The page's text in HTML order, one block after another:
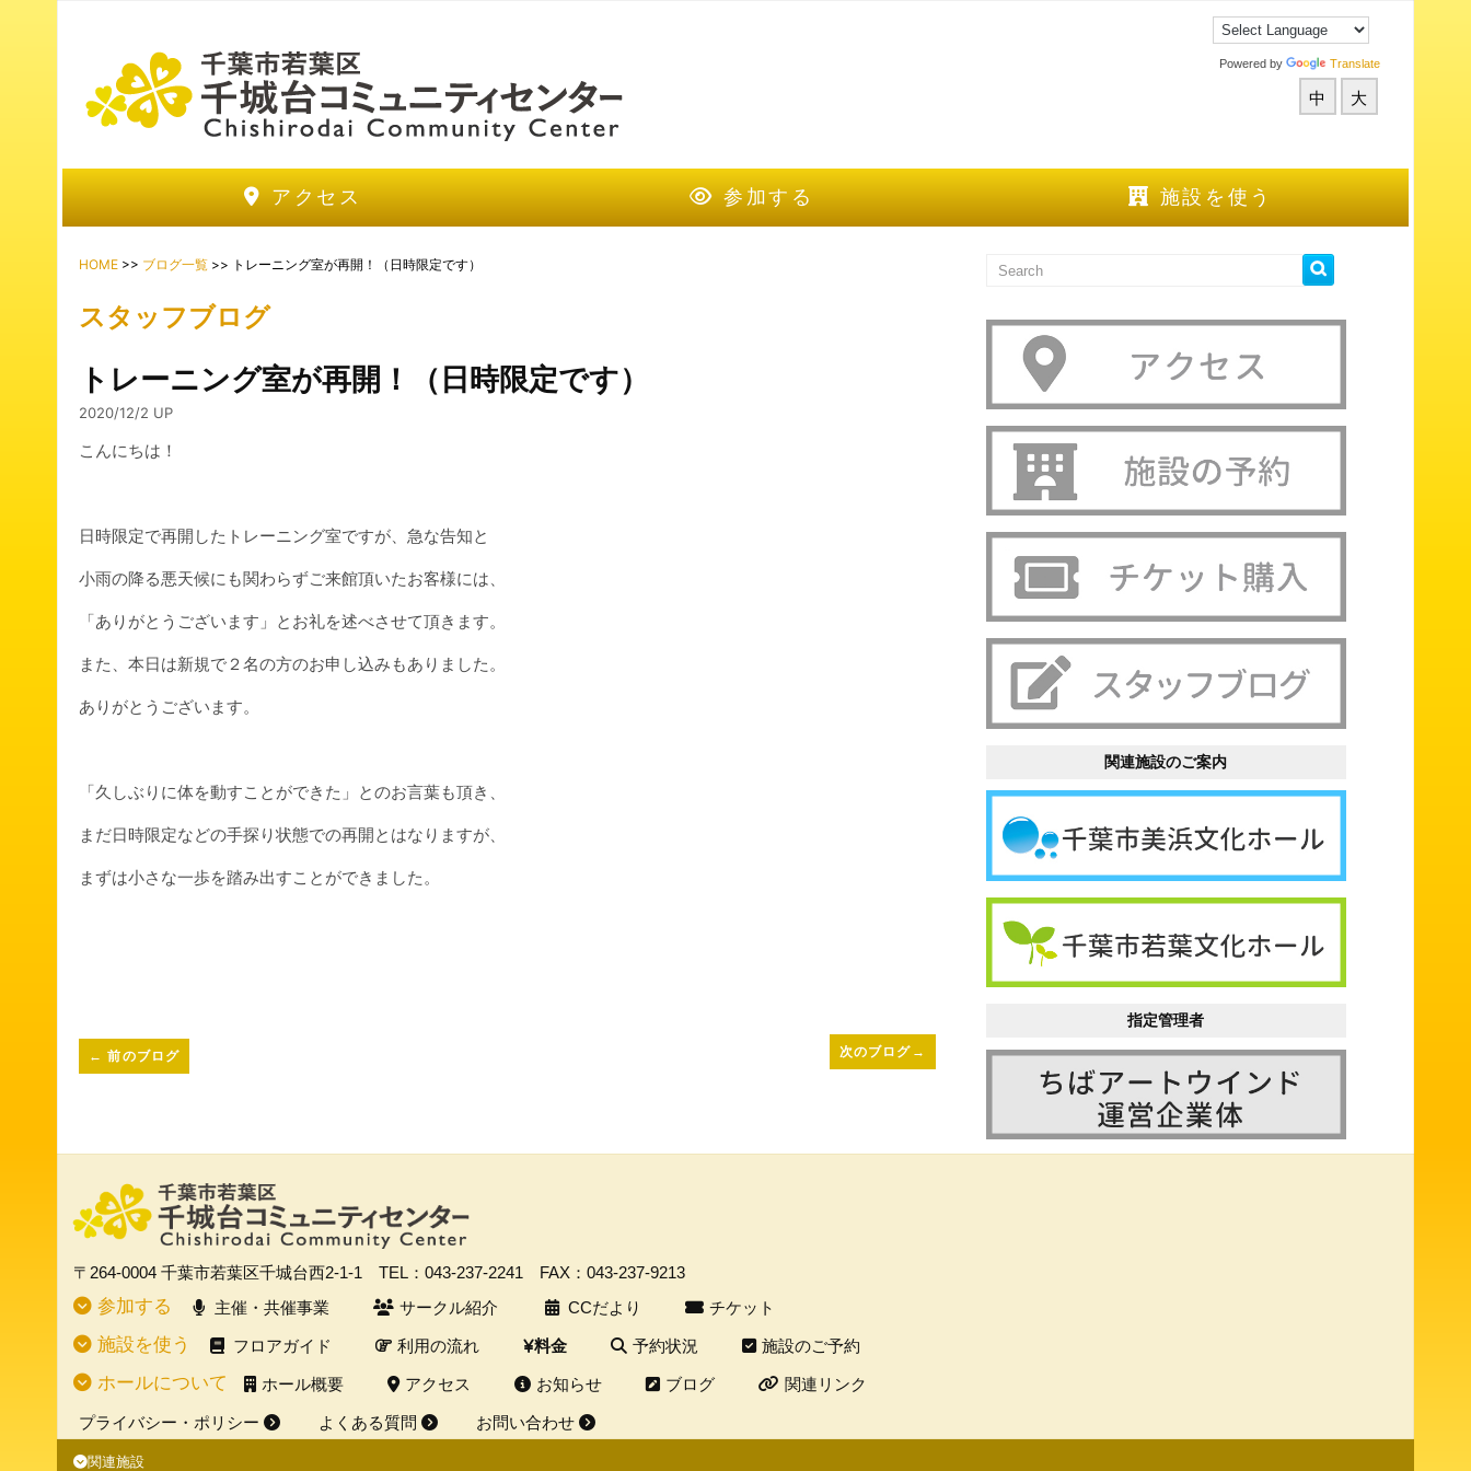
Powered by Translate
中 大
アクセス 参加する 施設を使う
HOME >> ブログ一覧 >> トレーニング室が再開！（日時限定です）
スタッフブログ
トレーニング室が再開！（日時限定です）
2020/12/2 UP
こんにちは！
日時限定で再開したトレーニング室ですが、急な告知と
小雨の降る悪天候にも関わらずご来館頂いたお客様には、
「ありがとうございます」とお礼を述べさせて頂きます。
また、本日は新規で２名の方のお申し込みもありました。
ありがとうございます。
「久しぶりに体を動すことができた」とのお言葉も頂き、
まだ日時限定などの手探り状態での再開とはなりますが、
まずは小さな一歩を踏み出すことができました。
← 前のブログ 次のブログ →
関連施設のご案内
指定管理者
〒264-0004 千葉市若葉区千城台西2-1-1 TEL：043-237-2241 FAX：043-237-9213
参加する 主催・共催事業 サークル紹介 CCだより チケット
施設を使う フロアガイド 利用の流れ 料金 予約状況 施設のご予約
ホールについて ホール概要 アクセス お知らせ ブログ 関連リンク
プライバシー・ポリシー よくある質問 お問い合わせ
関連施設